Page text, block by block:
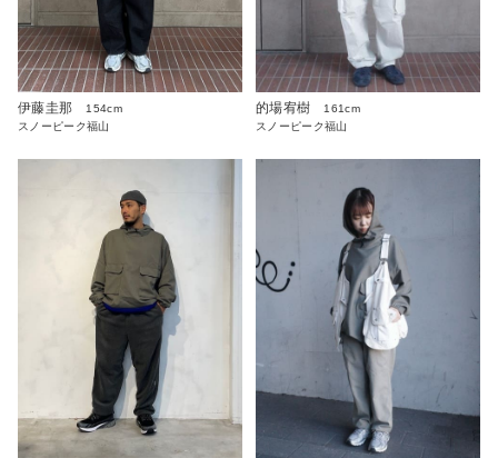
伊藤圭那
154cm
スノーピーク福山
的場宥樹
161cm
スノーピーク福山